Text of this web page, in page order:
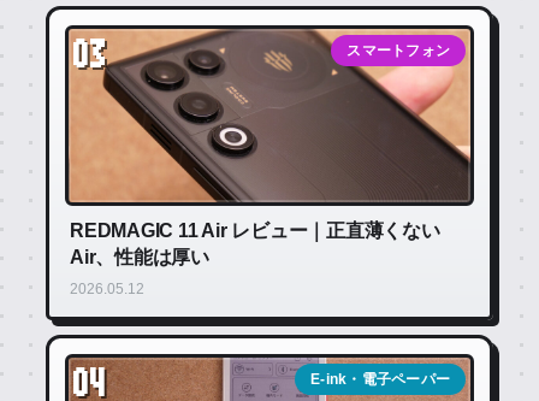
03 スマートフォン
REDMAGIC 11 Air レビュー｜正直薄くない
Air、性能は厚い
2026.05.12
04 E-ink・電子ペーパー